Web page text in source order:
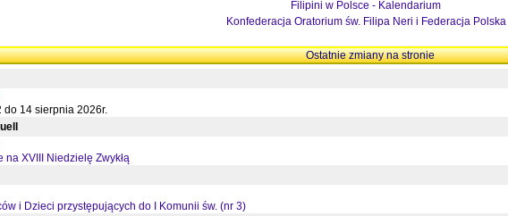
Filipini w Polsce - Kalendarium
Konfederacja Oratorium św. Filipa Neri i Federacja Polska
Ostatnie zmiany na stronie
do 14 sierpnia 2026r.
na XVIII Niedzielę Zwykłą
i Dzieci przystępujących do I Komunii św. (nr 3)